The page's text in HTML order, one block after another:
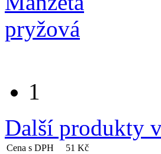
1
Další produkty
Cena s DPH
51 Kč